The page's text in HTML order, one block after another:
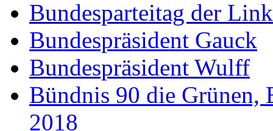
Bundesparteitag der
Bundespräsident Gauck
Bundespräsident Wulff
Bündnis 90 die Grünen,
2018